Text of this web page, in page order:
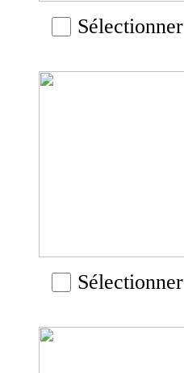
Sélectionner
Sélectionner